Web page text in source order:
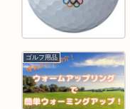
ゴルフ用品